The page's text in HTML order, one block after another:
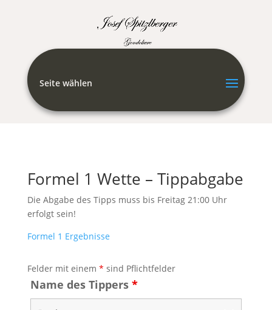
Seite wählen
Formel 1 Wette – Tippabgabe
Die Abgabe des Tipps muss bis Freitag 21:00 Uhr
erfolgt sein!
Formel 1 Ergebnisse
Felder mit einem * sind Pflichtfelder
Name des Tippers *